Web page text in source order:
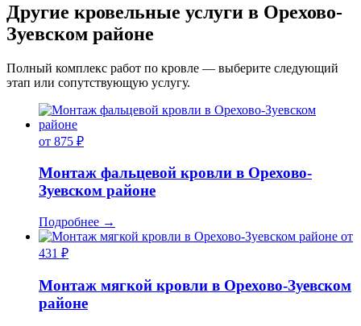
Другие кровельные услуги в Орехово-
Зуевском районе
Полный комплекс работ по кровле — выберите следующий
этап или сопутствующую услугу.
от 875 ₽
Монтаж фальцевой кровли в Орехово-
Зуевском районе
Подробнее →
от
431 ₽
Монтаж мягкой кровли в Орехово-Зуевском
районе